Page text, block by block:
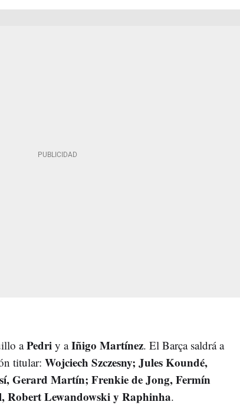
aPedri y aIñigo Martínez. El Barça saldrá a
titular: Wojciech Szczesny; Jules Koundé,
Gerard Martín; Frenkie de Jong, Fermín
Robert Lewandowski y Raphinha.